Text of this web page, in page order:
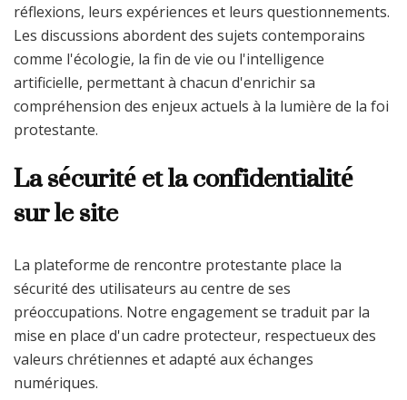
réflexions, leurs expériences et leurs questionnements.
Les discussions abordent des sujets contemporains
comme l'écologie, la fin de vie ou l'intelligence
artificielle, permettant à chacun d'enrichir sa
compréhension des enjeux actuels à la lumière de la foi
protestante.
La sécurité et la confidentialité
sur le site
La plateforme de rencontre protestante place la
sécurité des utilisateurs au centre de ses
préoccupations. Notre engagement se traduit par la
mise en place d'un cadre protecteur, respectueux des
valeurs chrétiennes et adapté aux échanges
numériques.